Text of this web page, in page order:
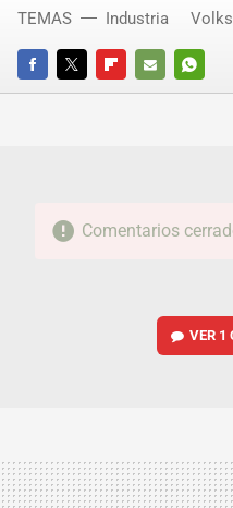
FACEBOOKTWITTERFLIPBOARD
E-
TEMAS Industria
Comentarios
VER 1